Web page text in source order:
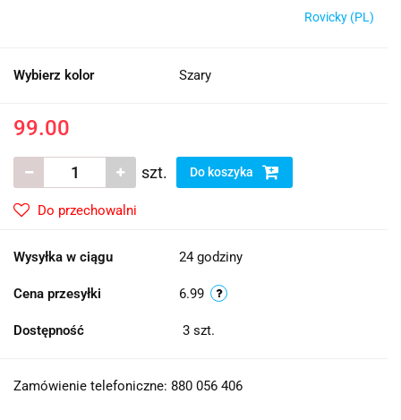
Rovicky (PL)
Wybierz kolor Szary
99.00
szt. Do koszyka
Do przechowalni
Wysyłka w ciągu 24 godziny
Cena przesyłki 6.99
Dostępność 3 szt.
Zamówienie telefoniczne: 880 056 406